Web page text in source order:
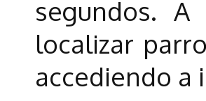
segundos.
localizar
accediendo a